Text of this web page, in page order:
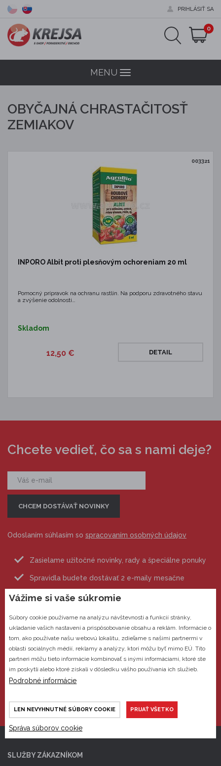
PRIHLÁSIŤ SA
0
MENU Menu
OBYČAJNÁ CHRASTAČITOSŤ
ZEMIAKOV
003321
INPORO Albit proti plesňovým ochoreniam 20 ml
Pomocný prípravok na ochranu rastlín. Na podporu zdravotného stavu
a zvýšenie odolnosti…
Skladom
12,50 € DETAIL
Chcete vedieť, čo sa s nami deje?
Odoslaním súhlasím so spracovaním osobných údajov
Zasielame užitočné novinky, rady a špeciálne ponuky
Spravidla budete dostávať 2 e-maily mesačne
Odhlásiť sa môžete kedykoľvek
Nájdete nás na Facebooku
SLUŽBY ZÁKAZNÍKOM
Vážime si vaše súkromie
Súbory cookie používame na analýzu návštevnosti a funkcií stránky,
ukladanie vašich nastavení a prispôsobovanie obsahu a reklám. Informácie o
tom, ako používate našu webovú lokalitu, zdieľame s našimi partnermi v
oblasti sociálnych médií, reklamy a analýzy, ktorí môžu byť mimo EÚ. Títo
partneri môžu tieto informácie kombinovať s inými informáciami, ktoré ste
im poskytli alebo ktoré získali v dôsledku vášho používania ich služieb.
Podrobné informácie
LEN NEVYHNUTNÉ SÚBORY COOKIE PRIJAŤ VŠETKO
Správa súborov cookie